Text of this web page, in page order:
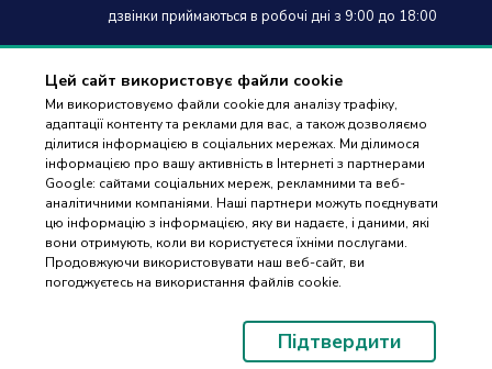
Цей сайт використовує файли cookie
Ми використовуємо файли cookie для аналізу трафіку,
адаптації контенту та реклами для вас, а також дозволяємо
ділитися інформацією в соціальних мережах. Ми ділимося
інформацією про вашу активність в Інтернеті з партнерами
Google: сайтами соціальних мереж, рекламними та веб-
аналітичними компаніями. Наші партнери можуть поєднувати
цю інформацію з інформацією, яку ви надаєте, і даними, які
вони отримують, коли ви користуєтеся їхніми послугами.
Продовжуючи використовувати наш веб-сайт, ви
погоджуєтесь на використання файлів cookie.
Підтвердити
дзвінки приймаються в робочі дні з 9:00 до 18:00
Оплата та доставка
Гарантія і повернення
Контакти
Відгуки
ПІДБІР
ЗАПЧАСТИН